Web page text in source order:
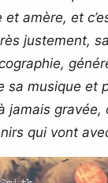
amère, et
justement,
sa musique et
jamais gravée,
qui vont